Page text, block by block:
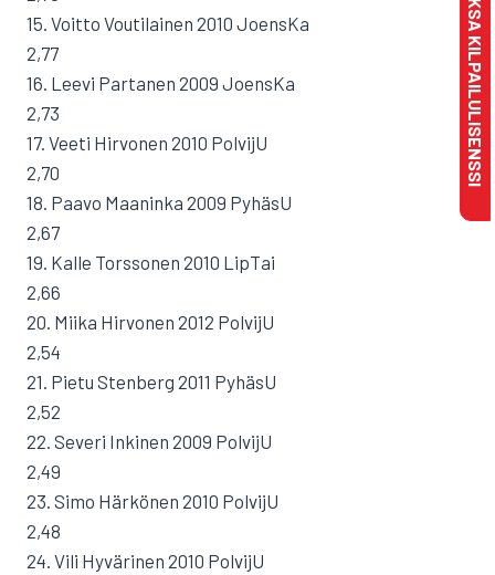
15. Voitto Voutilainen 2010 JoensKa
2,77
16. Leevi Partanen 2009 JoensKa
2,73
17. Veeti Hirvonen 2010 PolvijU
2,70
18. Paavo Maaninka 2009 PyhäsU
2,67
19. Kalle Torssonen 2010 LipTai
2,66
20. Miika Hirvonen 2012 PolvijU
2,54
21. Pietu Stenberg 2011 PyhäsU
2,52
22. Severi Inkinen 2009 PolvijU
2,49
23. Simo Härkönen 2010 PolvijU
2,48
24. Vili Hyvärinen 2010 PolvijU
MAKSA KILPAILULISENSSI